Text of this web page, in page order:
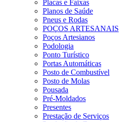
Placas e Faixas
Planos de Saúde
Pneus e Rodas
POÇOS ARTESANAIS
Poços Artesianos
Podologia
Ponto Turístico
Portas Automáticas
Posto de Combustível
Posto de Molas
Pousada
Pré-Moldados
Presentes
Prestação de Serviços